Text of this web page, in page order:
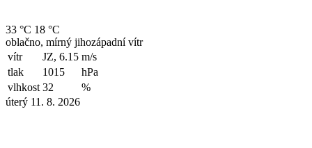
33 °C 18 °C
oblačno, mírný jihozápadní vítr
vítr
JZ, 6.15 m/s
tlak
1015
hPa
vlhkost 32
%
úterý 11. 8. 2026